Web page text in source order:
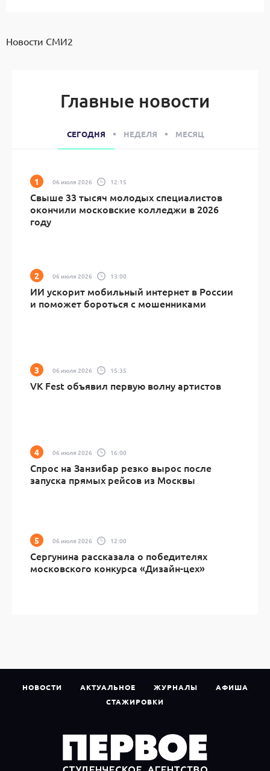
Новости СМИ2
Главные новости
СЕГОДНЯ НЕДЕЛЯ МЕСЯЦ
06 июля 2026 12:15
Свыше 33 тысяч молодых специалистов
окончили московские колледжи в 2026
году
06 июля 2026 13:00
ИИ ускорит мобильный интернет в России
и поможет бороться с мошенниками
06 июля 2026 15:35
VK Fest объявил первую волну артистов
06 июля 2026 16:00
Спрос на Занзибар резко вырос после
запуска прямых рейсов из Москвы
06 июля 2026 12:00
Сергунина рассказала о победителях
московского конкурса «Дизайн-цех»
НОВОСТИ АКТУАЛЬНОЕ ЖУРНАЛЫ
АФИША
СТАЖИРОВКИ